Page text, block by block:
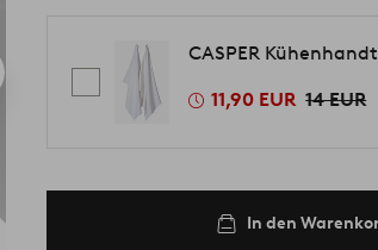
CASPER
11,90 EUR 14 EUR
In den